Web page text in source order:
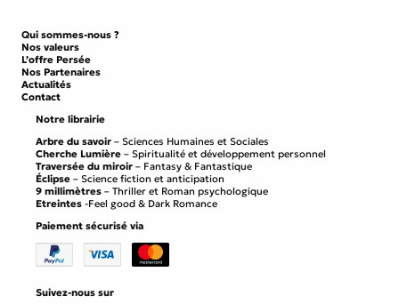
Qui sommes-nous ?
Nos valeurs
L’offre Persée
Nos Partenaires
Actualités
Contact
Notre librairie
Arbre du savoir – Sciences Humaines et Sociales
Cherche Lumière – Spiritualité et développement personnel
Traversée du miroir – Fantasy & Fantastique
Éclipse – Science fiction et anticipation
9 millimètres – Thriller et Roman psychologique
Etreintes -Feel good & Dark Romance
Paiement sécurisé via
Suivez-nous sur